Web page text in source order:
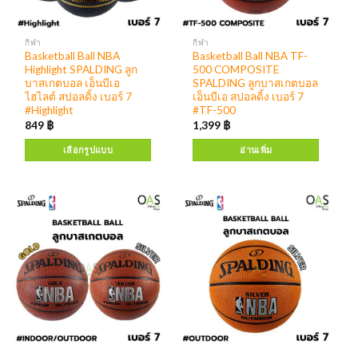
กีฬา
Basketball Ball NBA
Highlight SPALDING ลูก
บาสเกตบอล เอ็นบีเอ
ไฮไลต์ สปอลดิ้ง เบอร์ 7
#Highlight
849 ฿
เลือกรูปแบบ
กีฬา
Basketball Ball NBA TF-
500 COMPOSITE
SPALDING ลูกบาสเกตบอล
เอ็นบีเอ สปอลดิ้ง เบอร์ 7
#TF-500
1,399 ฿
อ่านเพิ่ม